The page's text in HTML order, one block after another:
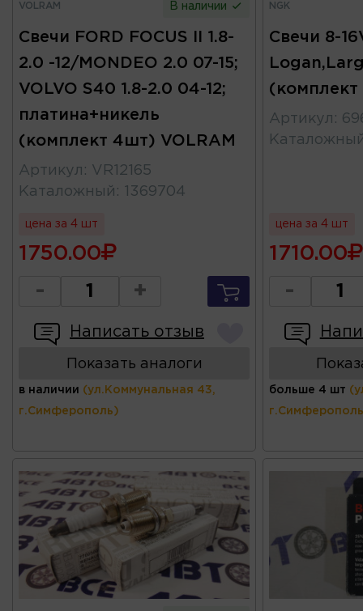
VOLRAM В наличии
Свечи FORD FOCUS II 1.8-
2.0 -12/MONDEO 2.0 07-15;
VOLVO S40 1.8-2.0 04-12;
платина+никель
(комплект 4шт) VOLRAM
Артикул : VR12165
Каталожный : 1369704
цена за 4 шт
1750.00
- +
Написать отзыв
Показать аналоги
в наличии (ул.Коммунальная 43,
г.Симферополь)
NGK
Свечи 8-
Артикул :
цена за 4 шт
1710.00
-
больше 4 шт